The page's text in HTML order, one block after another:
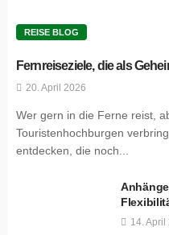
REISE BLOG
Fernreiseziele, die als
20. April 2026
Wer gern in die Ferne reist,
Touristenhochburgen
entdecken, die noch...
14. April